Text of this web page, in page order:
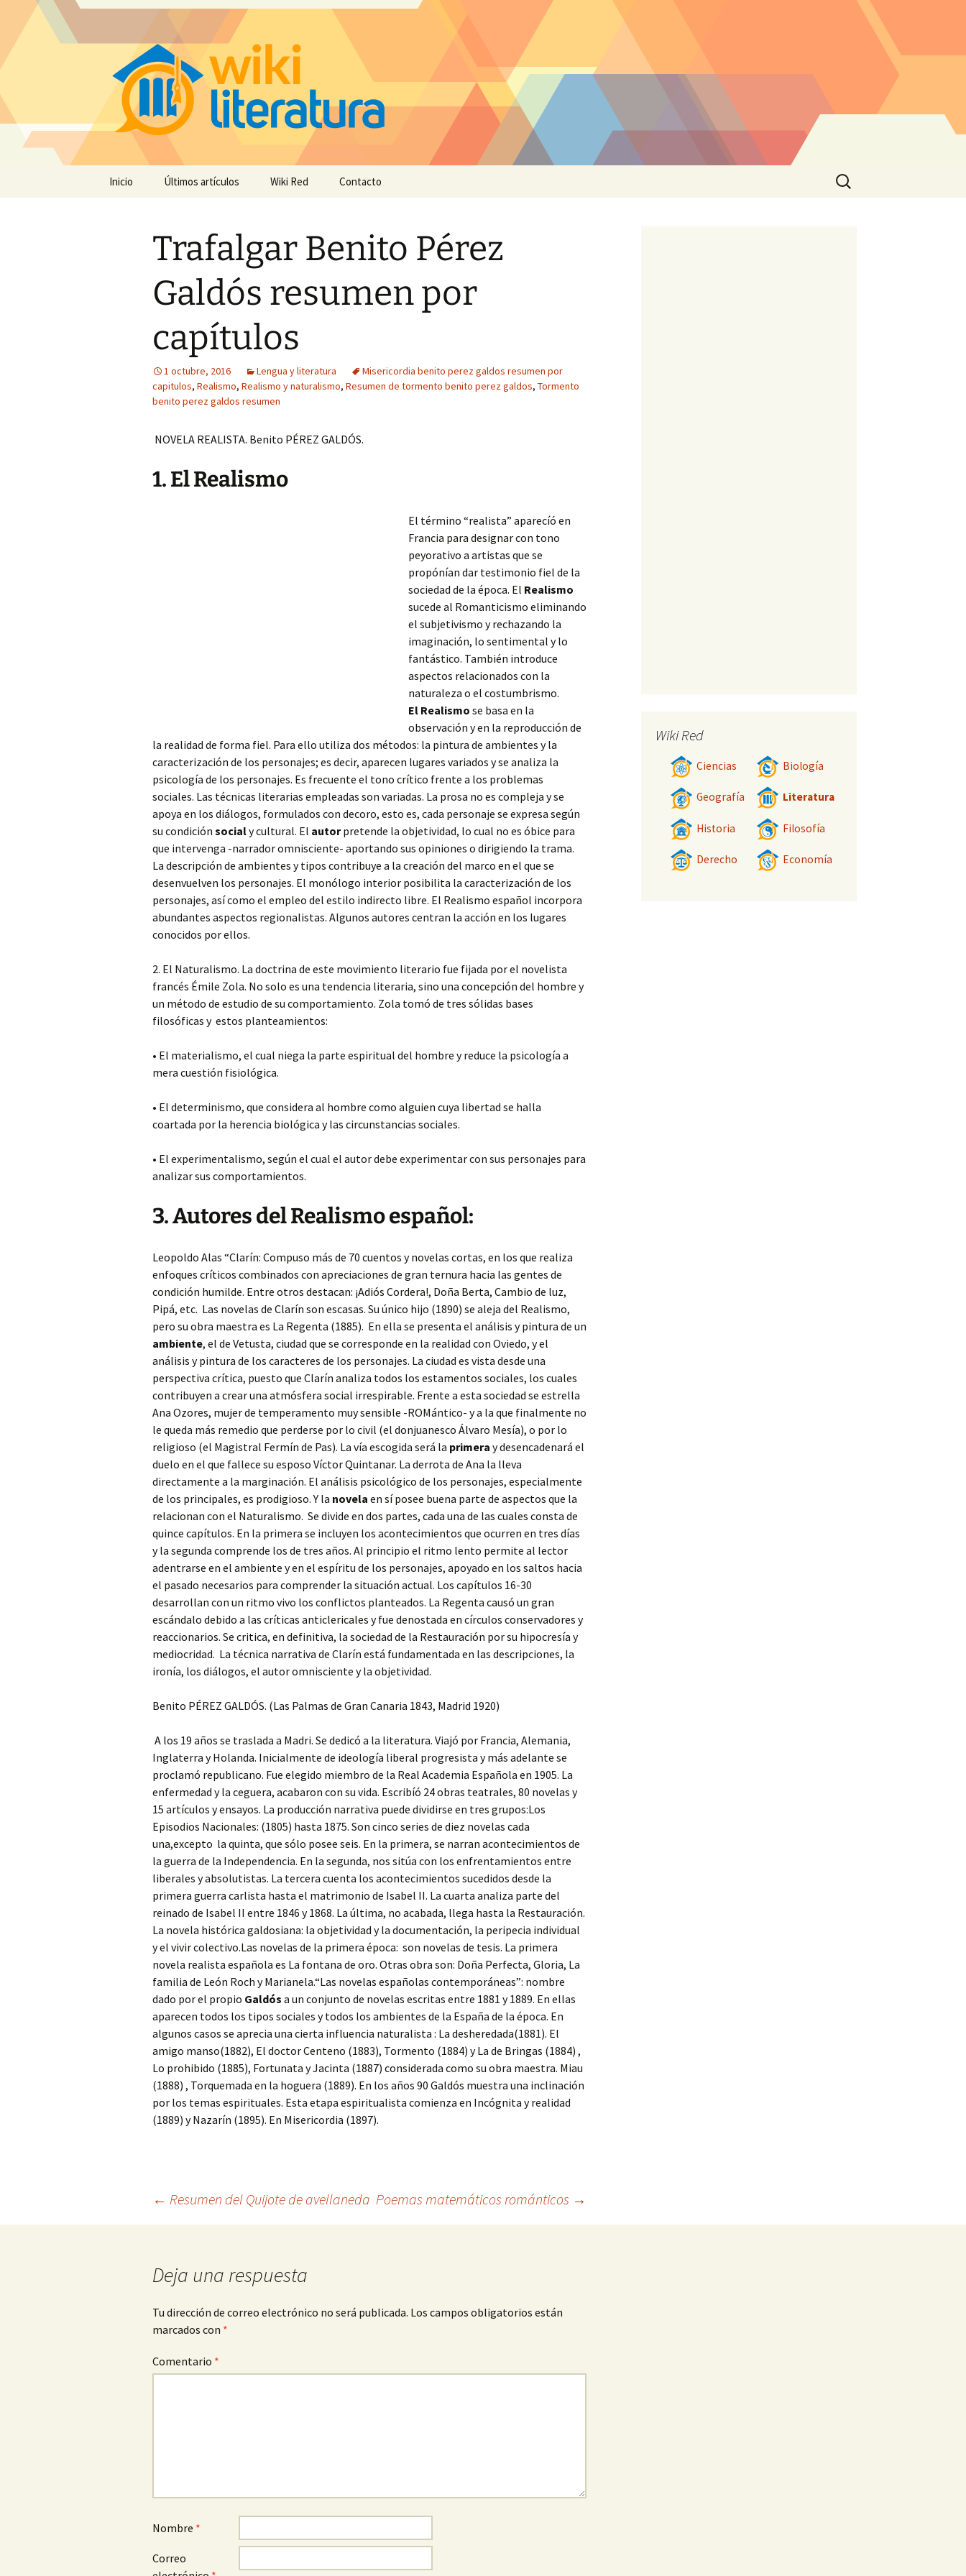
Inicio Últimos artículos Wiki Red Contacto
Buscar:
Trafalgar Benito Pérez
Galdós resumen por
capítulos
1 octubre, 2016 Lengua y literatura
Misericordia benito perez galdos resumen por
capitulos, Realismo, Realismo y naturalismo, Resumen de tormento benito perez galdos, Tormento
benito perez galdos resumen
NOVELA REALISTA. Benito PÉREZ GALDÓS.
1. El Realismo
El término “realista” aparecíó en
Francia para designar con tono
peyorativo a artistas que se
propónían dar testimonio fiel de la
sociedad de la época. El Realismo
sucede al Romanticismo eliminando
el subjetivismo y rechazando la
imaginación, lo sentimental y lo
fantástico. También introduce
aspectos relacionados con la
naturaleza o el costumbrismo.
El Realismo se basa en la
observación y en la reproducción de
la realidad de forma fiel. Para ello utiliza dos métodos: la pintura de ambientes y la
caracterización de los personajes; es decir, aparecen lugares variados y se analiza la
psicología de los personajes. Es frecuente el tono crítico frente a los problemas
sociales. Las técnicas literarias empleadas son variadas. La prosa no es compleja y se
apoya en los diálogos, formulados con decoro, esto es, cada personaje se expresa según
su condición socialy cultural. El autorpretende la objetividad, lo cual no es óbice para
que intervenga -narrador omnisciente- aportando sus opiniones o dirigiendo la trama.
La descripción de ambientes y tipos contribuye a la creación del marco en el que se
desenvuelven los personajes. El monólogo interior posibilita la caracterización de los
personajes, así como el empleo del estilo indirecto libre. El Realismo español incorpora
abundantes aspectos regionalistas. Algunos autores centran la acción en los lugares
conocidos por ellos.
2. El Naturalismo. La doctrina de este movimiento literario fue fijada por el novelista
francés Émile Zola. No solo es una tendencia literaria, sino una concepción del hombre y
un método de estudio de su comportamiento. Zola tomó de tres sólidas bases
filosóficas y estos planteamientos:
• El materialismo, el cual niega la parte espiritual del hombre y reduce la psicología a
mera cuestión fisiológica.
• El determinismo, que considera al hombre como alguien cuya libertad se halla
coartada por la herencia biológica y las circunstancias sociales.
• El experimentalismo, según el cual el autor debe experimentar con sus personajes para
analizar sus comportamientos.
3. Autores del Realismo español:
Leopoldo Alas “Clarín: Compuso más de 70 cuentos y novelas cortas, en los que realiza
enfoques críticos combinados con apreciaciones de gran ternura hacia las gentes de
condición humilde. Entre otros destacan: ¡Adiós Cordera!, Doña Berta, Cambio de luz,
Pipá, etc. Las novelas de Clarín son escasas. Su único hijo (1890) se aleja del Realismo,
pero su obra maestra es La Regenta (1885). En ella se presenta el análisis y pintura de un
ambiente, el de Vetusta, ciudad que se corresponde en la realidad con Oviedo, y el
análisis y pintura de los caracteres de los personajes. La ciudad es vista desde una
perspectiva crítica, puesto que Clarín analiza todos los estamentos sociales, los cuales
contribuyen a crear una atmósfera social irrespirable. Frente a esta sociedad se estrella
Ana Ozores, mujer de temperamento muy sensible -ROMántico- y a la que finalmente no
le queda más remedio que perderse por lo civil (el donjuanesco Álvaro Mesía), o por lo
religioso (el Magistral Fermín de Pas). La vía escogida será la primera y desencadenará el
duelo en el que fallece su esposo Víctor Quintanar. La derrota de Ana la lleva
directamente a la marginación. El análisis psicológico de los personajes, especialmente
de los principales, es prodigioso. Y la novela en sí posee buena parte de aspectos que la
relacionan con el Naturalismo. Se divide en dos partes, cada una de las cuales consta de
quince capítulos. En la primera se incluyen los acontecimientos que ocurren en tres días
y la segunda comprende los de tres años. Al principio el ritmo lento permite al lector
adentrarse en el ambiente y en el espíritu de los personajes, apoyado en los saltos hacia
el pasado necesarios para comprender la situación actual. Los capítulos 16-30
desarrollan con un ritmo vivo los conflictos planteados. La Regenta causó un gran
escándalo debido a las críticas anticlericales y fue denostada en círculos conservadores y
reaccionarios. Se critica, en definitiva, la sociedad de la Restauración por su hipocresía y
mediocridad. La técnica narrativa de Clarín está fundamentada en las descripciones, la
ironía, los diálogos, el autor omnisciente y la objetividad.
Benito PÉREZ GALDÓS. (Las Palmas de Gran Canaria 1843, Madrid 1920)
A los 19 años se traslada a Madri. Se dedicó a la literatura. Viajó por Francia, Alemania,
Inglaterra y Holanda. Inicialmente de ideología liberal progresista y más adelante se
proclamó republicano. Fue elegido miembro de la Real Academia Española en 1905. La
enfermedad y la ceguera, acabaron con su vida. Escribíó 24 obras teatrales, 80 novelas y
15 artículos y ensayos. La producción narrativa puede dividirse en tres grupos:Los
Episodios Nacionales: (1805) hasta 1875. Son cinco series de diez novelas cada
una,excepto la quinta, que sólo posee seis. En la primera, se narran acontecimientos de
la guerra de la Independencia. En la segunda, nos sitúa con los enfrentamientos entre
liberales y absolutistas. La tercera cuenta los acontecimientos sucedidos desde la
primera guerra carlista hasta el matrimonio de Isabel II. La cuarta analiza parte del
reinado de Isabel II entre 1846 y 1868. La última, no acabada, llega hasta la Restauración.
La novela histórica galdosiana: la objetividad y la documentación, la peripecia individual
y el vivir colectivo.Las novelas de la primera época: son novelas de tesis. La primera
novela realista española es La fontana de oro. Otras obra son: Doña Perfecta, Gloria, La
familia de León Roch y Marianela.“Las novelas españolas contemporáneas”: nombre
dado por el propio Galdós a un conjunto de novelas escritas entre 1881 y 1889. En ellas
aparecen todos los tipos sociales y todos los ambientes de la España de la época. En
algunos casos se aprecia una cierta influencia naturalista : La desheredada(1881). El
amigo manso(1882), El doctor Centeno (1883), Tormento (1884) y La de Bringas (1884) ,
Lo prohibido (1885), Fortunata y Jacinta (1887) considerada como su obra maestra. Miau
(1888) , Torquemada en la hoguera (1889). En los años 90 Galdós muestra una inclinación
por los temas espirituales. Esta etapa espiritualista comienza en Incógnita y realidad
(1889) y Nazarín (1895). En Misericordia (1897).
Navegación
← Resumen del Quijote de avellaneda Poemas matemáticos románticos →
Deja una respuesta
Tu dirección de correo electrónico no será publicada. Los campos obligatorios están
marcados con *
Comentario *
Nombre *
Correo
Wiki Red
Ciencias Biología
Geografía Literatura
Historia Filosofía
Derecho Economía